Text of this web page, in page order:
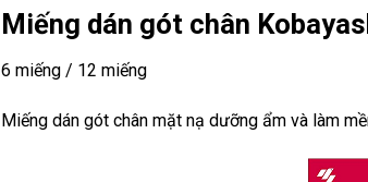
Miếng dán gót chân
6 miếng / 12 miếng
Miếng dán gót chân mặt nạ dưỡng ẩm và làm